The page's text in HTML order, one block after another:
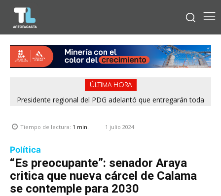
ÚLTIMA HORA
Presidente regional del PDG adelantó que entregarán toda
Tiempo de lectura: 1 min. 1 julio 2024
Política
“Es preocupante”: senador Araya
critica que nueva cárcel de Calama
se contemple para 2030